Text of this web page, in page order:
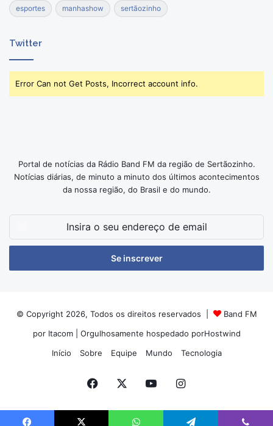
esportes manhashow sertãozinho
Twitter
Error Can not Get Posts, Incorrect account info.
Portal de notícias da Rádio Band FM da região de Sertãozinho.
Notícias diárias, de minuto a minuto dos últimos acontecimentos
da nossa região, do Brasil e do mundo.
Insira
seu
de
© Copyright 2026, Todos os direitos reservados |
Band FM
por Itacom| Orgulhosamente hospedado porHostwind
Início
Sobre Equipe Mundo Tecnologia
Facebook YouTubeInstagram